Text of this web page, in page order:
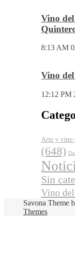
Vino
8:13 AM
Vino
12:12 PM
Arte y vino
(648)
Sin
Vino
Savona Theme
Themes